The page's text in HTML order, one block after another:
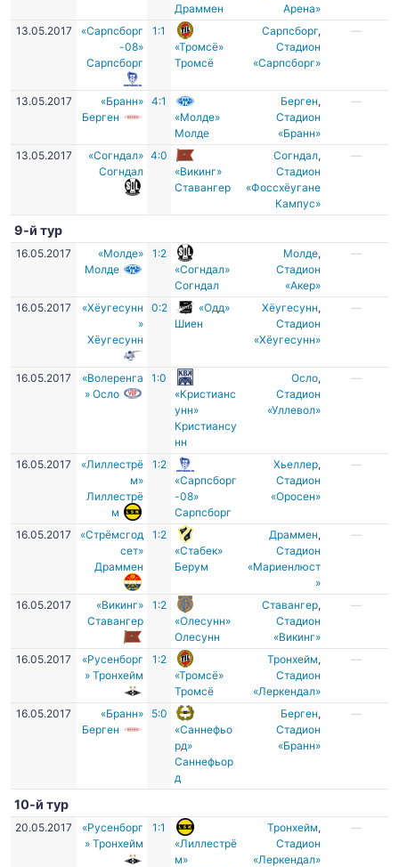
Драммен
Арена»
13.05.2017
«Сарпсборг
-08»
Сарпсборг
1:1
«Тромсё»
Тромсё
Сарпсборг,
Стадион
«Сарпсборг»
—
13.05.2017
«Бранн»
Берген
4:1
«Молде»
Молде
Берген,
Стадион
«Бранн»
—
13.05.2017
«Согндал»
Согндал
4:0
«Викинг»
Ставангер
Согндал,
Стадион
«Фоссхёугане
Кампус»
—
9-й тур
16.05.2017
«Молде»
Молде
1:2
«Согндал»
Согндал
Молде,
Стадион
«Акер»
—
16.05.2017
«Хёугесунн
»
Хёугесунн
0:2
«Одд»
Шиен
Хёугесунн,
Cтадион
«Хёугесунн»
—
16.05.2017
«Волеренга
» Осло
1:0
«Кристианс
унн»
Кристиансу
нн
Осло,
Стадион
«Уллевол»
—
16.05.2017
«Лиллестрё
м»
Лиллестрё
м
1:2
«Сарпсборг
-08»
Сарпсборг
Хьеллер,
Стадион
«Оросен»
—
16.05.2017
«Стрёмсгод
сет»
Драммен
1:2
«Стабек»
Берум
Драммен,
Стадион
«Мариенлюст
»
—
16.05.2017
«Викинг»
Ставангер
1:2
«Олесунн»
Олесунн
Ставангер,
Стадион
«Викинг»
—
16.05.2017
«Русенборг
» Тронхейм
1:2
«Тромсё»
Тромсё
Тронхейм,
Стадион
«Леркендал»
—
16.05.2017
«Бранн»
Берген
5:0
«Саннефьо
рд»
Саннефьор
д
Берген,
Стадион
«Бранн»
—
10-й тур
20.05.2017
«Русенборг
» Тронхейм
1:1
«Лиллестрё
м»
Тронхейм,
Стадион
«Леркендал»
—